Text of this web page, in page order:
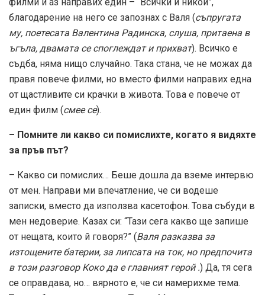
благодарение на него се запознах с Валя (съпругата
му, поетесата Валентина Радинска, слуша, притаена в
ъгъла, двамата се споглеждат и прихват). Всичко е
съдба, няма нищо случайно. Така стана, че не можах да
правя повече филми, но вместо филми направих една
от щастливите си крачки в живота. Това е повече от
един филм (смее се).
– Помните ли какво си помислихте, когато я видяхте
за пръв път?
– Какво си помислих… Беше дошла да вземе интервю
от мен. Направи ми впечатление, че си водеше
записки, вместо да използва касетофон. Това събуди в
мен недоверие. Казах си: “Тази сега какво ще запише
от нещата, които й говоря?” (Валя разказва за
изтощените батерии, за липсата на ток, но предпочита
в този разговор Коко да е главният герой .) Да, тя сега
се оправдава, но… вярното е, че си намерихме тема.